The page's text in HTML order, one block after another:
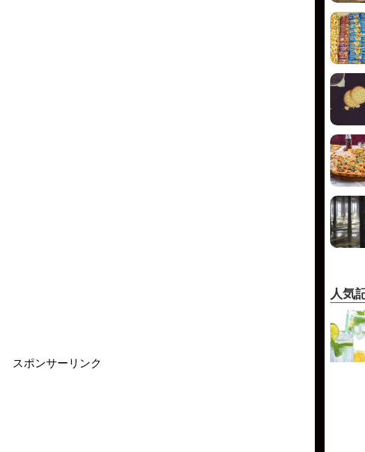
スポンサーリンク
人気